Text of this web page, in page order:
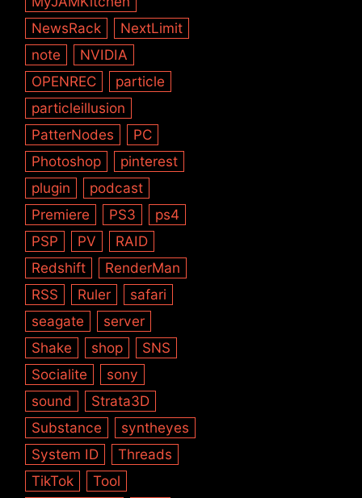
NewsRack
NextLimit
note
NVIDIA
OPENREC
particle
particleillusion
PatterNodes
PC
Photoshop
pinterest
plugin
podcast
Premiere
PS3
ps4
PSP
PV
RAID
Redshift
RenderMan
RSS
Ruler
safari
seagate
server
Shake
shop
SNS
Socialite
sony
sound
Strata3D
Substance
syntheyes
System ID
Threads
TikTok
Tool